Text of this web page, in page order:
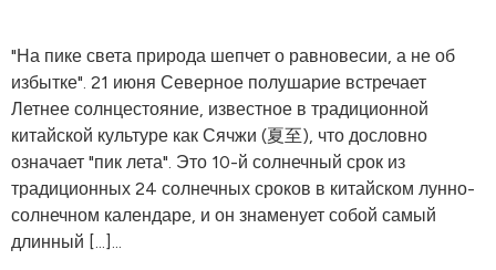
"На пике света природа шепчет о равновесии, а не об
избытке". 21 июня Северное полушарие встречает
Летнее солнцестояние, известное в традиционной
китайской культуре как Сячжи (夏至), что дословно
означает "пик лета". Это 10-й солнечный срок из
традиционных 24 солнечных сроков в китайском лунно-
солнечном календаре, и он знаменует собой самый
длинный [...]...